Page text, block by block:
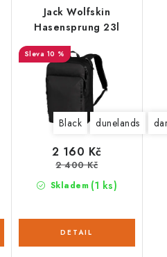
Jack Wolfskin
Hasensprung 23l
10 %
Black dunelands
Skladem (1 ks)
2 160 Kč
2 400 Kč